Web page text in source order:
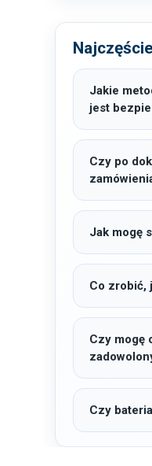
Jakie
jest
Czy po
Jak mogę
Co zrobić,
Czy mogę
Czy